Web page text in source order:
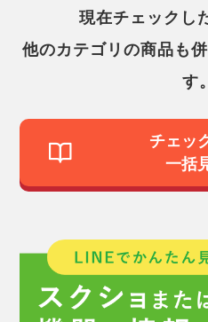
現在チェックし
他のカテゴリの商品も
す。
チェッ
一括